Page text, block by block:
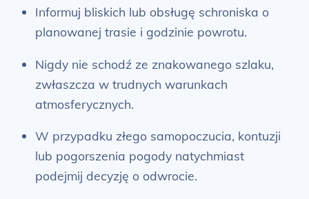
Informuj bliskich lub obsługę schroniska o
planowanej trasie i godzinie powrotu.
Nigdy nie schodź ze znakowanego szlaku,
zwłaszcza w trudnych warunkach
atmosferycznych.
W przypadku złego samopoczucia, kontuzji
lub pogorszenia pogody natychmiast
podejmij decyzję o odwrocie.